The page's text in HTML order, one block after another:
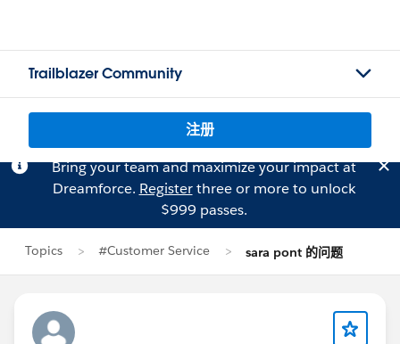
Trailblazer Community
注册
Bring your team and maximize your impact at
Dreamforce. Registerthree or more to unlock
$999 passes.
Topics #Customer Service sara pont 的问题